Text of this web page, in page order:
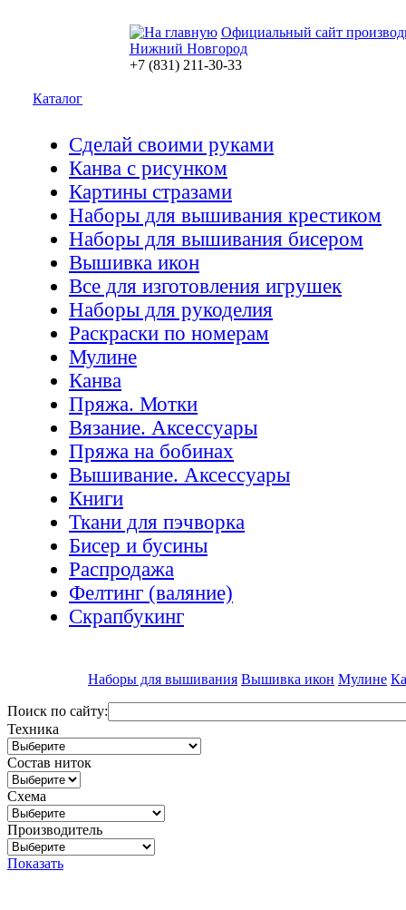
Официальный сайт
Нижний Новгород
+7 (831) 211-30-33
Каталог
Сделай своими руками
Канва с рисунком
Картины стразами
Наборы для вышивания крестиком
Наборы для вышивания бисером
Вышивка икон
Все для изготовления игрушек
Наборы для рукоделия
Раскраски по номерам
Мулине
Канва
Пряжа. Мотки
Вязание. Аксессуары
Пряжа на бобинах
Вышивание. Аксессуары
Книги
Ткани для пэчворка
Бисер и бусины
Распродажа
Фелтинг (валяние)
Скрапбукинг
Наборы для вышивания Вышивка икон Мулине
Поиск по сайту:
Техника
Состав ниток
Схема
Производитель
Показать